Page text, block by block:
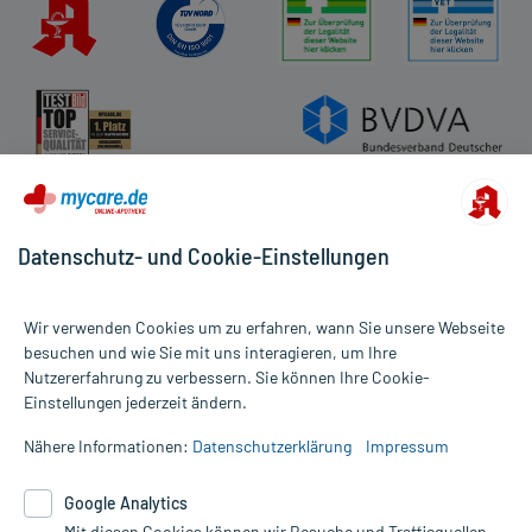
Alle Preise gelten inkl. MwSt., ggf. zzgl. Versandkosten
Informationen auf dieser Website werden ausschließlich für
die Untersuchung und Behandlung durch einen Arzt. Bitte
Therapien eingeleitet werden können. | Diese Webseite benutzt
Datenschutz- und Cookie-Einstellungen
Wir verwenden Cookies um zu erfahren, wann Sie unsere Webseite
besuchen und wie Sie mit uns interagieren, um Ihre
Nutzererfahrung zu verbessern. Sie können Ihre Cookie-
Einstellungen jederzeit ändern.
Nähere Informationen: Datenschutzerklärung Impressum
Google Analytics